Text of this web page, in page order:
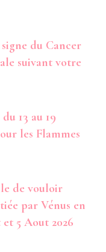
du Cancer
suivant votre
13 au 19
les Flammes
de vouloir
par Vénus en
5 Aout 2026